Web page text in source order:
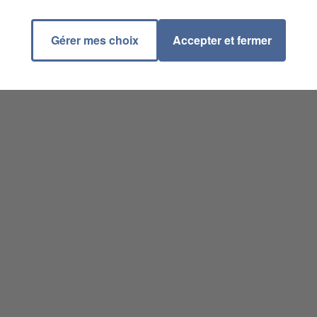
AVRECHY
Gérer mes choix Accepter et fermer